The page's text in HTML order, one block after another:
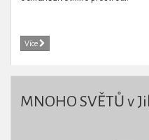
Více
MNOHO SVĚTŮ v